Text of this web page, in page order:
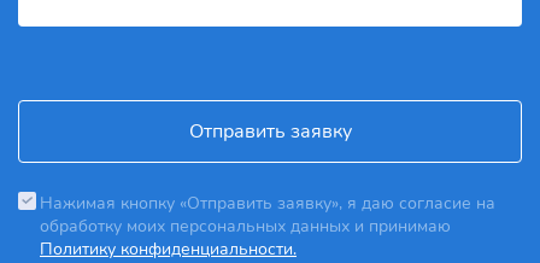
Отправить заявку
Нажимая кнопку «Отправить заявку», я даю согласие на
обработку моих персональных данных и принимаю
Политику конфиденциальности.